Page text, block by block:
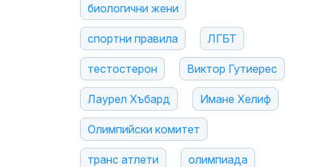
биологични жени
спортни правила ЛГБТ
тестостерон Виктор Гутиерес
Лаурел Хъбард Имане Хелиф
Олимпийски комитет
транс атлети олимпиада